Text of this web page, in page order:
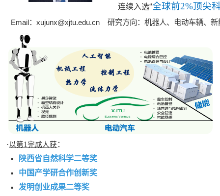
连续入选“全球前2%顶尖
Email：xujunx@xjtu.edu.cn 研究方向：机器人、电动车辆、新
·以第1完成人获 ：
陕西省自然科学二等奖
中国产学研合作创新奖
发明创业成果二等奖